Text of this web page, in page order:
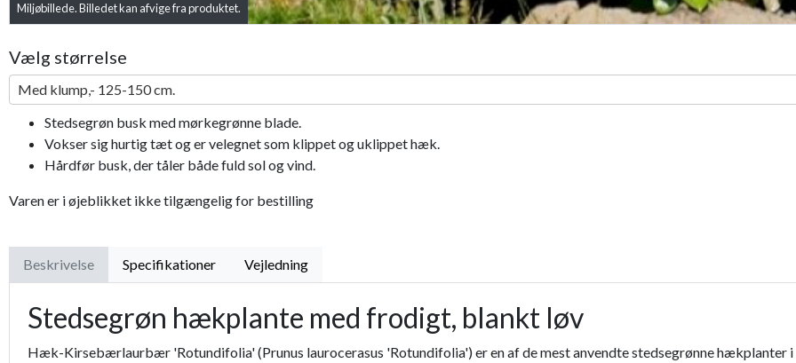
Miljøbillede. Billedet kan afvige fra produktet.
Vælg størrelse
Med klump,- 125-150 cm.
Stedsegrøn busk med mørkegrønne blade.
Vokser sig hurtig tæt og er velegnet som klippet og uklippet hæk.
Hårdfør busk, der tåler både fuld sol og vind.
Varen er i øjeblikket ikke tilgængelig for bestilling
Beskrivelse Specifikationer Vejledning
Stedsegrøn hækplante med frodigt, blankt løv
Hæk-Kirsebærlaurbær 'Rotundifolia' (Prunus laurocerasus 'Rotundifolia') er en af de mest anvendte stedsegrønne hækplanter i